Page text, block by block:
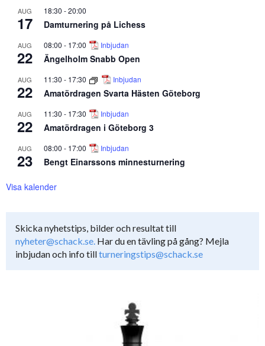
AUG
17
18:30 -20:00
Damturnering på Lichess
AUG
22
08:00 - 17:00 Inbjudan
Ängelholm Snabb Open
AUG
22
11:30 - 17:30 Inbjudan
Amatördragen Svarta Hästen Göteborg
AUG
22
11:30 - 17:30 Inbjudan
Amatördragen i Göteborg 3
AUG
23
08:00 - 17:00 Inbjudan
Bengt Einarssons minnesturnering
Visa kalender
Skicka nyhetstips, bilder och resultat till
nyheter@schack.se. Har du en tävling på gång? Mejla
inbjudan och info tillturneringstips@schack.se